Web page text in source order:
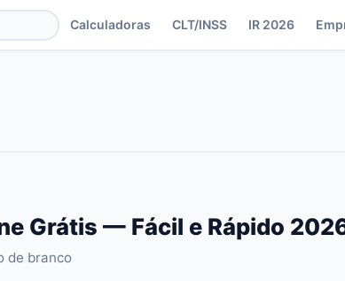
Calculadoras CLT/INSS IR 2026
Grátis — Fácil e Rápido
de branco